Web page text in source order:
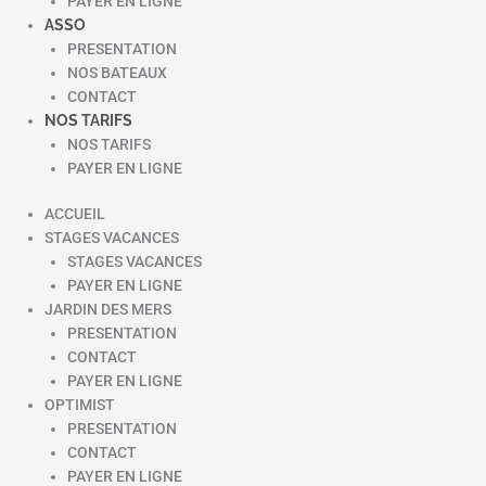
ASSO
PRESENTATION
NOS BATEAUX
CONTACT
NOS TARIFS
NOS TARIFS
PAYER EN LIGNE
ACCUEIL
STAGES VACANCES
STAGES VACANCES
PAYER EN LIGNE
JARDIN DES MERS
PRESENTATION
CONTACT
PAYER EN LIGNE
OPTIMIST
PRESENTATION
CONTACT
PAYER EN LIGNE